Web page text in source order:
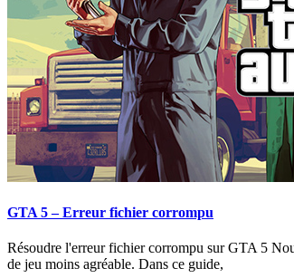
GTA 5 – Erreur fichier corrompu
Résoudre l'erreur fichier corrompu sur GTA 5
de jeu moins agréable. Dans ce guide,